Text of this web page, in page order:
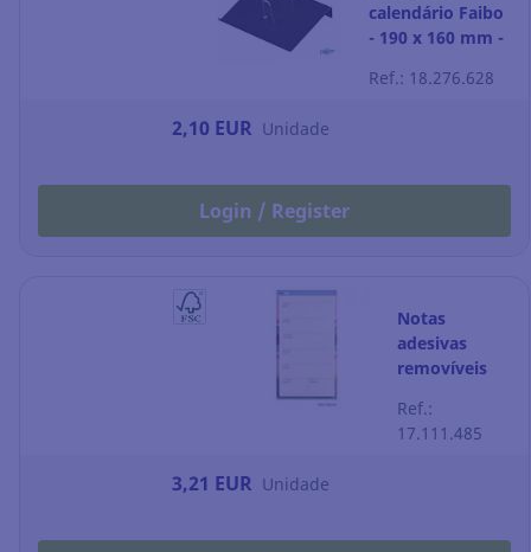
calendário Faibo
- 190 x 160 mm -
Ref.: 18.276.628
2,10 EUR Unidade
Login / Register
Notas
adesivas
removíveis
semanal - 145
x 80 mm
Ref.:
17.111.485
3,21 EUR Unidade